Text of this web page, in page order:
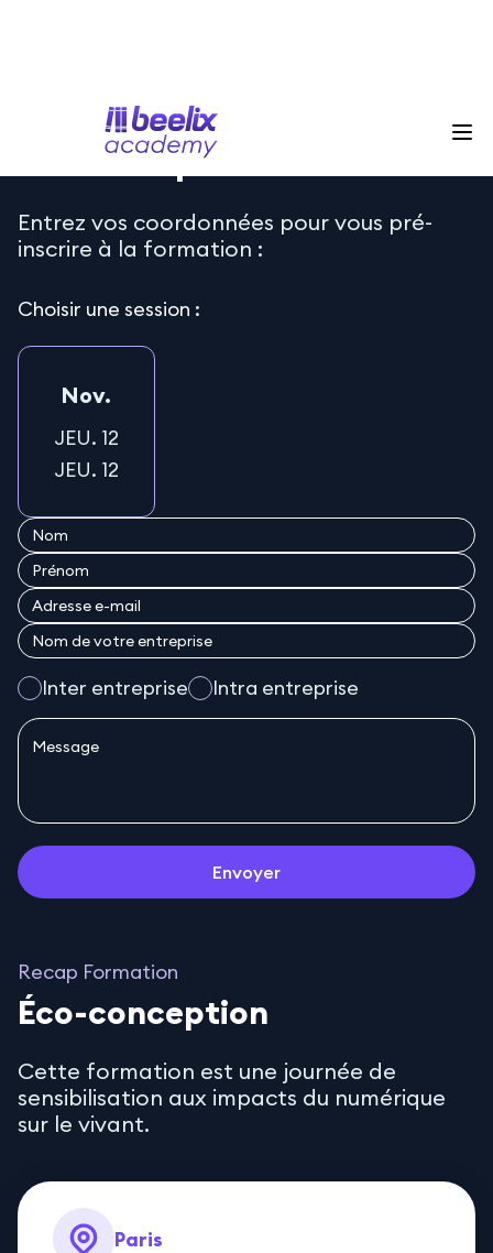
Pré-inscription
Entrez vos coordonnées pour vous pré-
inscrire à la formation :
Choisir une session :
Nov.
JEU. 12
JEU. 12
Inter entreprise Intra entreprise
Envoyer
Recap Formation
Éco-conception
Cette formation est une journée de
sensibilisation aux impacts du numérique
sur le vivant.
Paris